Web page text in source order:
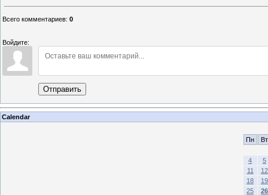
Всего комментариев: 0
Войдите:
Отправить
Calendar
Пн Вт
4
5
11
12
18
19
25
26